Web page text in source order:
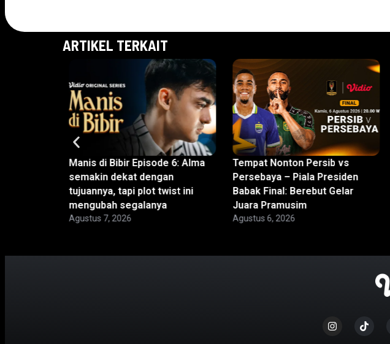
ARTIKEL TERKAIT
Manis di Bibir Episode 6: Alma
semakin dekat dengan
tujuannya, tapi plot twist ini
mengubah segalanya
Agustus 7, 2026
Tempat Nonton Persib vs
Persebaya – Piala Presiden
Babak Final: Berebut Gelar
Juara Pramusim
Agustus 6, 2026